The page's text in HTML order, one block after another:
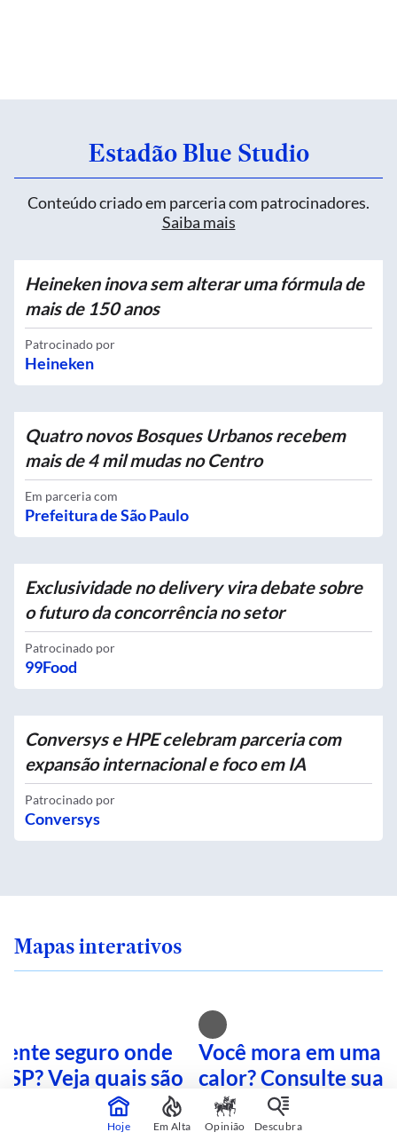
Estadão Blue Studio
Conteúdo criado em parceria com patrocinadores.
Saiba mais
Heineken inova sem alterar uma fórmula de
mais de 150 anos
Patrocinado por
Heineken
Quatro novos Bosques Urbanos recebem
mais de 4 mil mudas no Centro
Em parceria com
Prefeitura de São Paulo
Exclusividade no delivery vira debate sobre
o futuro da concorrência no setor
Patrocinado por
99Food
Conversys e HPE celebram parceria com
expansão internacional e foco em IA
Patrocinado por
Conversys
Mapas interativos
seguro onde
SP? Veja quais são
perigosas
Você mora em uma
calor? Consulte sua
mapa interativo
Hoje Em Alta Opinião Descubra